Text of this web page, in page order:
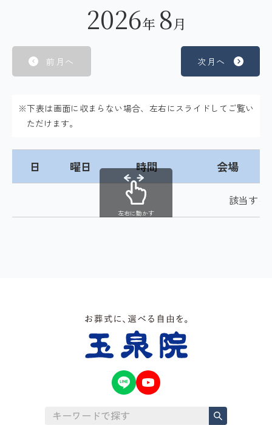
2026年 8月
前月へ 次月へ
※下表は画面に収まらない場合、左右にスライドしてご覧い
ただけます。
日 曜日 時間 会場
該当する
左右に動かす